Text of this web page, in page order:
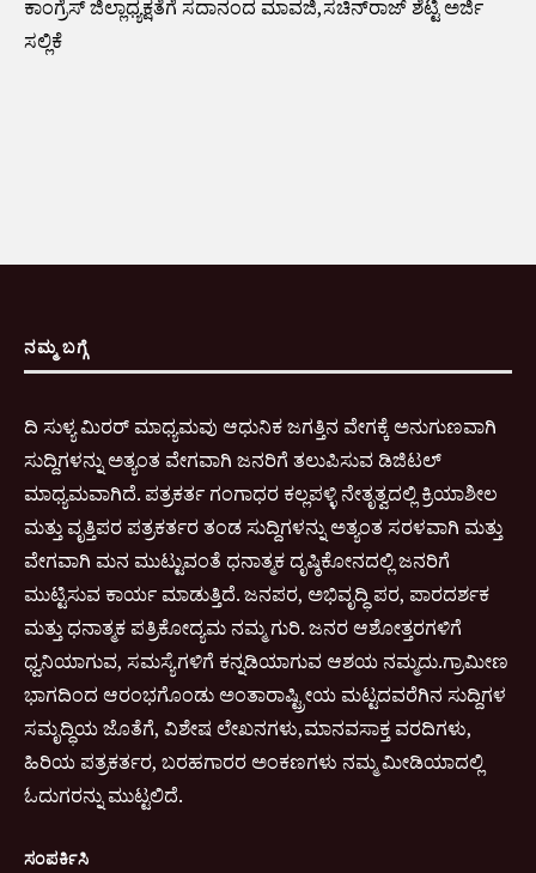
ಕಾಂಗ್ರೆಸ್ ಜಿಲ್ಲಾಧ್ಯಕ್ಷತೆಗೆ ಸದಾನಂದ ಮಾವಜಿ,ಸಚಿನ್‌ರಾಜ್ ಶೆಟ್ಟಿ ಅರ್ಜಿ
ಸಲ್ಲಿಕೆ
ನಮ್ಮ ಬಗ್ಗೆ
ದಿ ಸುಳ್ಯ ಮಿರರ್ ಮಾಧ್ಯಮವು ಆಧುನಿಕ ಜಗತ್ತಿನ ವೇಗಕ್ಕೆ ಅನುಗುಣವಾಗಿ
ಸುದ್ದಿಗಳನ್ನು ಅತ್ಯಂತ ವೇಗವಾಗಿ ಜನರಿಗೆ ತಲುಪಿಸುವ ಡಿಜಿಟಲ್
ಮಾಧ್ಯಮವಾಗಿದೆ. ಪತ್ರಕರ್ತ ಗಂಗಾಧರ ಕಲ್ಲಪಳ್ಳಿ ನೇತೃತ್ವದಲ್ಲಿ ಕ್ರಿಯಾಶೀಲ
ಮತ್ತು ವೃತ್ತಿಪರ ಪತ್ರಕರ್ತರ ತಂಡ ಸುದ್ದಿಗಳನ್ನು ಅತ್ಯಂತ ಸರಳವಾಗಿ ಮತ್ತು
ವೇಗವಾಗಿ ಮನ ಮುಟ್ಟುವಂತೆ ಧನಾತ್ಮಕ ದೃಷ್ಠಿಕೋನದಲ್ಲಿ ಜನರಿಗೆ
ಮುಟ್ಟಿಸುವ ಕಾರ್ಯ ಮಾಡುತ್ತಿದೆ. ಜನಪರ, ಅಭಿವೃದ್ಧಿ ಪರ, ಪಾರದರ್ಶಕ
ಮತ್ತು ಧನಾತ್ಮಕ ಪತ್ರಿಕೋದ್ಯಮ ನಮ್ಮ ಗುರಿ. ಜನರ ಆಶೋತ್ತರಗಳಿಗೆ
ಧ್ವನಿಯಾಗುವ, ಸಮಸ್ಯೆಗಳಿಗೆ ಕನ್ನಡಿಯಾಗುವ ಆಶಯ ನಮ್ಮದು.ಗ್ರಾಮೀಣ
ಭಾಗದಿಂದ ಆರಂಭಗೊಂಡು ಅಂತಾರಾಷ್ಟ್ರೀಯ ಮಟ್ಟದವರೆಗಿನ ಸುದ್ದಿಗಳ
ಸಮೃದ್ಧಿಯ ಜೊತೆಗೆ, ವಿಶೇಷ ಲೇಖನಗಳು,ಮಾನವಸಾಕ್ತ ವರದಿಗಳು,
ಹಿರಿಯ ಪತ್ರಕರ್ತರ, ಬರಹಗಾರರ ಅಂಕಣಗಳು ನಮ್ಮ ಮೀಡಿಯಾದಲ್ಲಿ
ಓದುಗರನ್ನು ಮುಟ್ಟಲಿದೆ.
ಸಂಪರ್ಕಿಸಿ